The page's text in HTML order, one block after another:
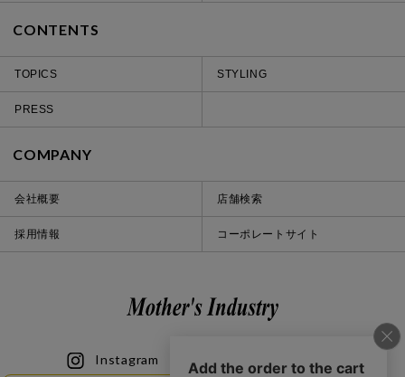
CONTENTS
TOPICS STYLING
PRESS
COMPANY
会社概要 店舗検索
採用情報 コーポレートサイト
Instagram LINE